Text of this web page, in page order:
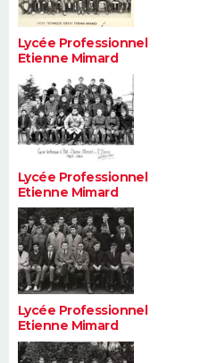
Lycée Professionnel
Etienne Mimard
Lycée Professionnel
Etienne Mimard
Lycée Professionnel
Etienne Mimard